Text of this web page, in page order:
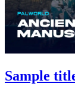
Sample